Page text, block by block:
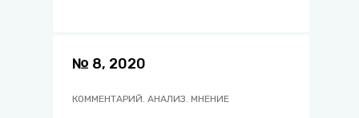
№ 8, 2020
КОММЕНТАРИЙ. АНАЛИЗ. МНЕНИЕ